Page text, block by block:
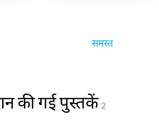
समस्त
की गई पुस्तकें 2